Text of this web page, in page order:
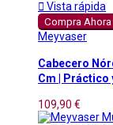
 Vista rápida
Compra Ahora
Meyvaser
Cabecero
Cm | Práctico
109,90 €